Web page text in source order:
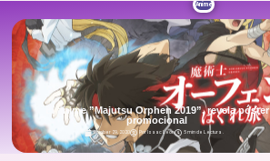
Anime
El anime ”Majutsu Orphen 2019”, revela póster
promocional
October 29, 2020 PorIsaac León 5 min de Lectura .